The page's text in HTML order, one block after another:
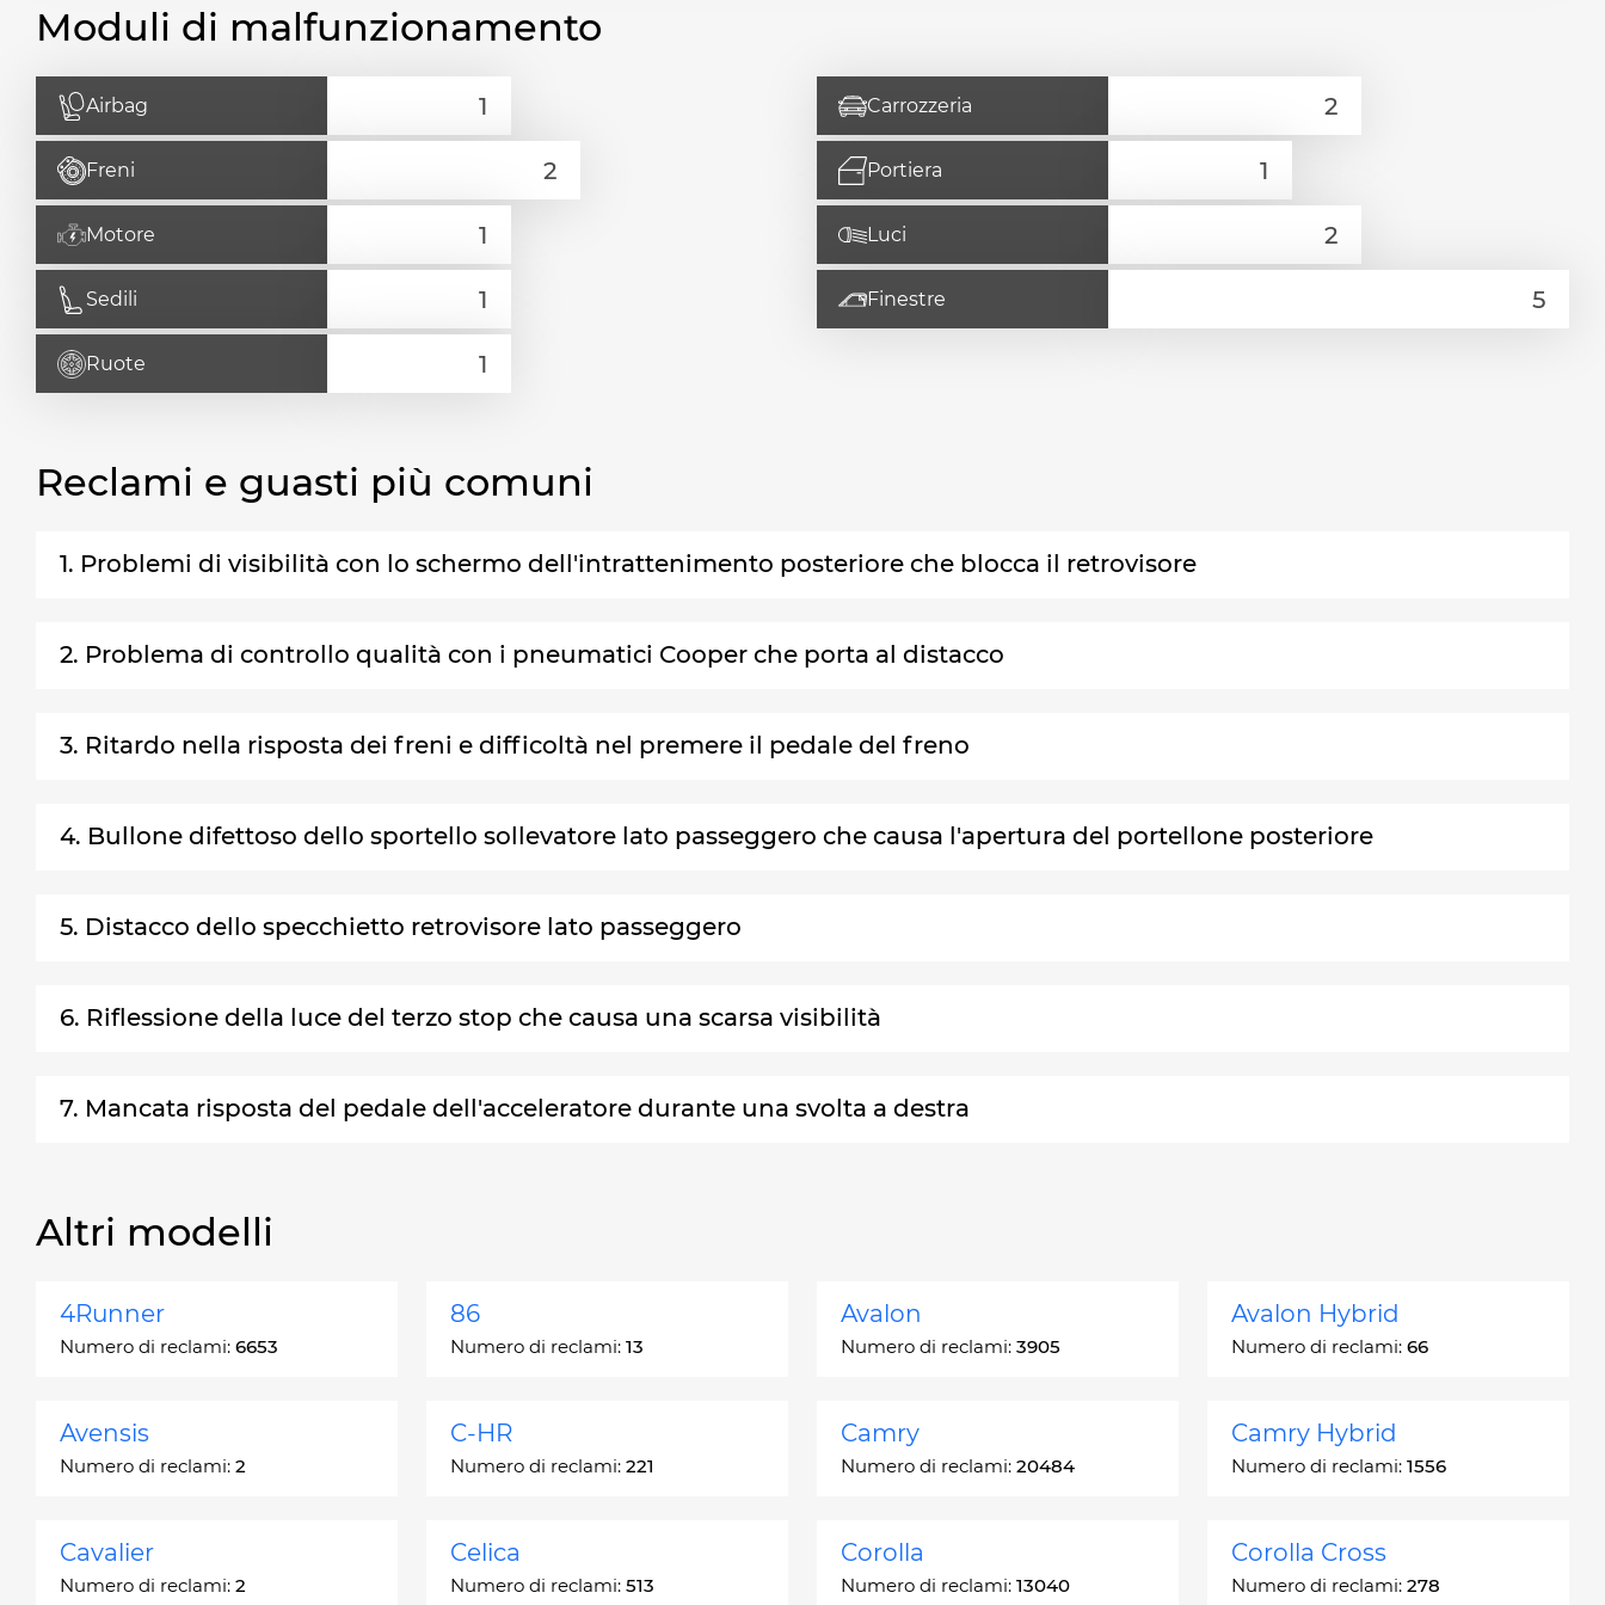
Moduli di malfunzionamento
Airbag Carrozzeria
Freni Portiera
Motore Luci
Sedili Finestre
Ruote
Reclami e guasti più comuni
1. Problemi di visibilità con lo schermo dell'intrattenimento posteriore che blocca il retrovisore
2. Problema di controllo qualità con i pneumatici Cooper che porta al distacco
3. Ritardo nella risposta dei freni e difficoltà nel premere il pedale del freno
4. Bullone difettoso dello sportello sollevatore lato passeggero che causa l'apertura del portellone posteriore
5. Distacco dello specchietto retrovisore lato passeggero
6. Riflessione della luce del terzo stop che causa una scarsa visibilità
7. Mancata risposta del pedale dell'acceleratore durante una svolta a destra
Altri modelli
4Runner
Numero di reclami: 6653
86
Numero di reclami: 13
Avalon
Numero di reclami: 3905
Avalon Hybrid
Numero di reclami: 66
Avensis
Numero di reclami: 2
C-HR
Numero di reclami: 221
Camry
Numero di reclami: 20484
Camry Hybrid
Numero di reclami: 1556
Cavalier
Numero di reclami: 2
Celica
Numero di reclami: 513
Corolla
Numero di reclami: 13040
Corolla Cross
Numero di reclami: 278